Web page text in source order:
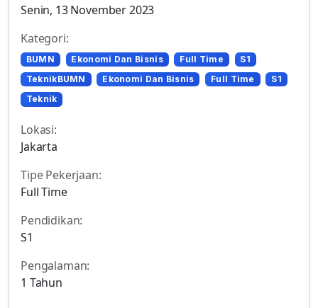
Senin, 13 November 2023
Kategori:
BUMN Ekonomi Dan Bisnis Full Time
S1
TeknikBUMN
Ekonomi Dan Bisnis Full Time
S1
Teknik
Lokasi:
Jakarta
Tipe Pekerjaan:
Full Time
Pendidikan:
S1
Pengalaman:
1 Tahun